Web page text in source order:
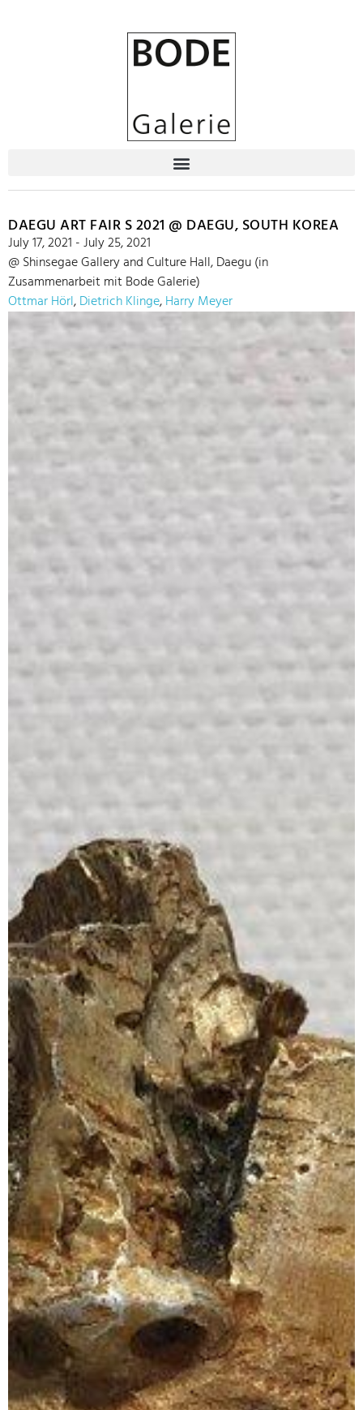
DAEGU ART FAIR S 2021 @ DAEGU, SOUTH KOREA
July 17, 2021 - July 25, 2021
@ Shinsegae Gallery and Culture Hall, Daegu (in
Zusammenarbeit mit Bode Galerie)
Ottmar Hörl,Dietrich Klinge,Harry Meyer